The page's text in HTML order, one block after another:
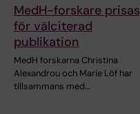
MedH-forskare prisas
för välciterad
publikation
MedH forskarna Christina
Alexandrou och Marie Löf har
tillsammans med…